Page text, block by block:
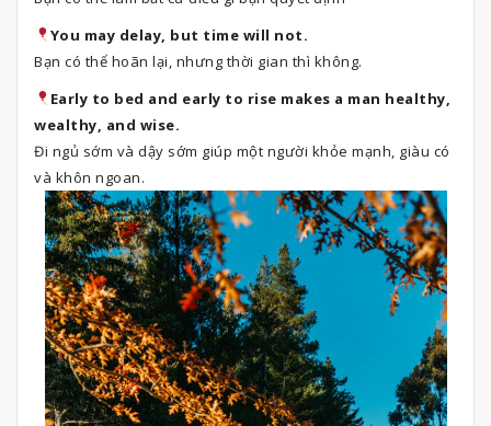
You may delay, but time will not.
Bạn có thể hoãn lại, nhưng thời gian thì không.
Early to bed and early to rise makes a man healthy,
wealthy, and wise.
Đi ngủ sớm và dậy sớm giúp một người khỏe mạnh, giàu có
và khôn ngoan.